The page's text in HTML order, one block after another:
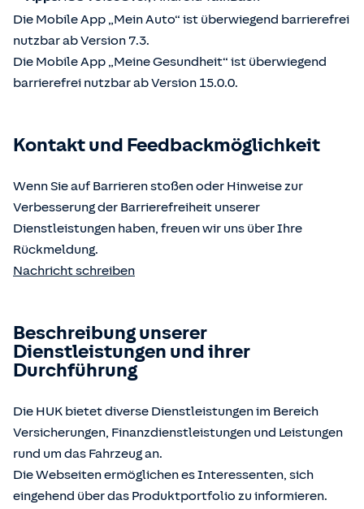
Die Mobile App „Mein Auto“ ist überwiegend barrierefrei
nutzbar ab Version 7.3.
Die Mobile App „Meine Gesundheit“ ist überwiegend
barrierefrei nutzbar ab Version 15.0.0.
Kontakt und Feedbackmöglichkeit
Wenn Sie auf Barrieren stoßen oder Hinweise zur
Verbesserung der Barrierefreiheit unserer
Dienstleistungen haben, freuen wir uns über Ihre
Rückmeldung.
Nachricht schreiben
Beschreibung unserer
Dienstleistungen und ihrer
Durchführung
Die HUK bietet diverse Dienstleistungen im Bereich
Versicherungen, Finanzdienstleistungen und Leistungen
rund um das Fahrzeug an.
Die Webseiten ermöglichen es Interessenten, sich
eingehend über das Produktportfolio zu informieren.